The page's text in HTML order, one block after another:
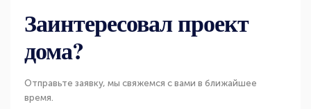
Заинтересовал проект
дома?
Отправьте заявку, мы свяжемся с вами в ближайшее
время.